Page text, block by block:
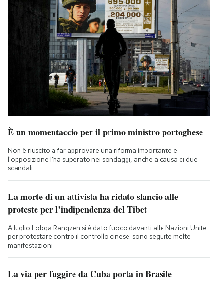
È un momentaccio per il primo ministro portoghese
Non è riuscito a far approvare una riforma importante e
l'opposizione l'ha superato nei sondaggi, anche a causa di due
scandali
La morte di un attivista ha ridato slancio alle
proteste per l’indipendenza del Tibet
A luglio Lobga Rangzen si è dato fuoco davanti alle Nazioni Unite
per protestare contro il controllo cinese: sono seguite molte
manifestazioni
La via per fuggire da Cuba porta in Brasile